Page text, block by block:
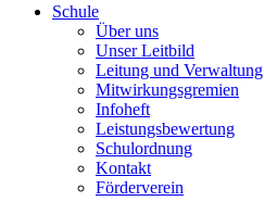
Schule
Über uns
Unser Leitbild
Leitung und Verwaltung
Mitwirkungsgremien
Infoheft
Leistungsbewertung
Schulordnung
Kontakt
Förderverein